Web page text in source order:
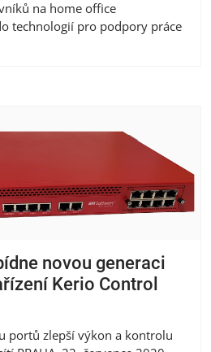
na home office
technologií pro podpory práce
novou generaci
Kerio Control
portů zlepší výkon a kontrolu